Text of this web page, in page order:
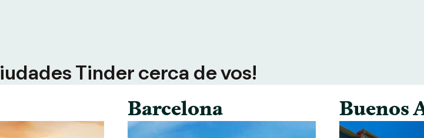
Tinder cerca de vos!
Barcelona Buenos